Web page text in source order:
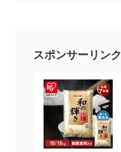
スポンサーリンク